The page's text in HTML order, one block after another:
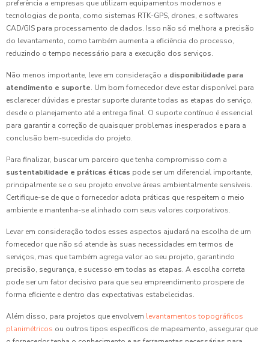
preferência a empresas que utilizam equipamentos modernos e
tecnologias de ponta, como sistemas RTK-GPS, drones, e softwares
CAD/GIS para processamento de dados. Isso não só melhora a precisão
do levantamento, como também aumenta a eficiência do processo,
reduzindo o tempo necessário para a execução dos serviços.
Não menos importante, leve em consideração a disponibilidade para
atendimento e suporte. Um bom fornecedor deve estar disponível para
esclarecer dúvidas e prestar suporte durante todas as etapas do serviço,
desde o planejamento até a entrega final. O suporte contínuo é essencial
para garantir a correção de quaisquer problemas inesperados e para a
conclusão bem-sucedida do projeto.
Para finalizar, buscar um parceiro que tenha compromisso com a
sustentabilidade e práticas éticas pode ser um diferencial importante,
principalmente se o seu projeto envolve áreas ambientalmente sensíveis.
Certifique-se de que o fornecedor adota práticas que respeitem o meio
ambiente e mantenha-se alinhado com seus valores corporativos.
Levar em consideração todos esses aspectos ajudará na escolha de um
fornecedor que não só atende às suas necessidades em termos de
serviços, mas que também agrega valor ao seu projeto, garantindo
precisão, segurança, e sucesso em todas as etapas. A escolha correta
pode ser um fator decisivo para que seu empreendimento prospere de
forma eficiente e dentro das expectativas estabelecidas.
Além disso, para projetos que envolvem levantamentos topográficos
planimétricos ou outros tipos específicos de mapeamento, assegurar que